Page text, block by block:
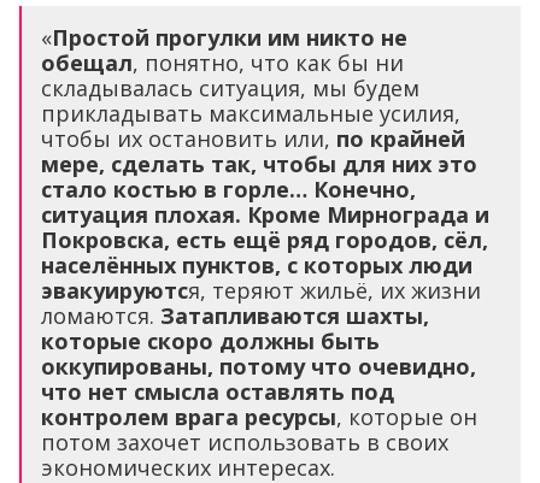
«Простой прогулки им никто не
обещал, понятно, что как бы ни
складывалась ситуация, мы будем
прикладывать максимальные усилия,
чтобы их остановить или, по крайней
мере, сделать так, чтобы для них это
стало костью в горле… Конечно,
ситуация плохая. Кроме Мирнограда и
Покровска, есть ещё ряд городов, сёл,
населённых пунктов, с которых люди
эвакуируются, теряют жильё, их жизни
ломаются. Затапливаются шахты,
которые скоро должны быть
оккупированы, потому что очевидно,
что нет смысла оставлять под
контролем врага ресурсы, которые он
потом захочет использовать в своих
экономических интересах.